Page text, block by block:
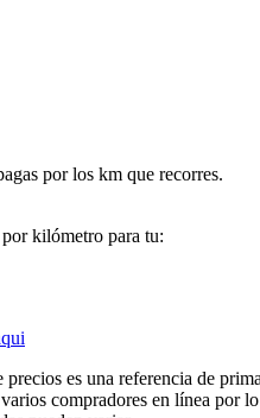
por los km que recorres.
kilómetro para tu:
es una referencia de
compradores en línea por